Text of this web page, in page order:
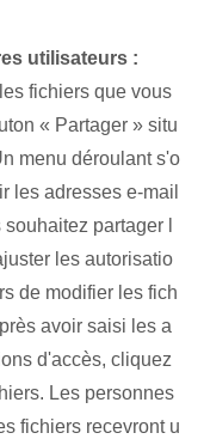
utilisateurs :
fichiers que vous
« Partager » situ
menu déroulant s'o
les adresses e-mail
partager l
les autorisatio
de modifier les fich
avoir saisi les a
d'accès, cliquez
Les personnes
fichiers⁤ recevront u